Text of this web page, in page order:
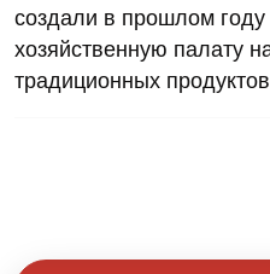
создали в прошлом
хозяйственную палату
традиционных